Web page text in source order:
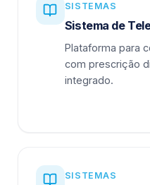
SISTEMAS
Sistema de
Plataforma para
com prescrição
integrado.
SISTEMAS